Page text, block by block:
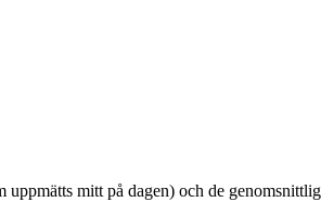
mitt på dagen) och de